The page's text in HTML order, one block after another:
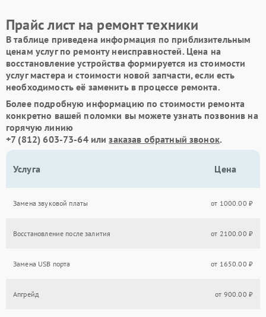
Прайс лист на ремонт техники
В таблице приведена информация по приблизительным
ценам услуг по ремонту неисправностей. Цена на
восстановление устройства формируется из стоимости
услуг мастера и стоимости новой запчасти, если есть
необходимость её заменить в процессе ремонта.
Более подробную информацию по стоимости ремонта
конкретно вашей поломки вы можете узнать позвонив на
горячую линию
+7 (812) 603-73-64илизаказав обратный звонок.
Услуга Цена
Замена звуковой платы от 1000.00 ₽
Восстановление после залития от 2100.00 ₽
Замена USB порта от 1650.00 ₽
Апгрейд от 900.00 ₽